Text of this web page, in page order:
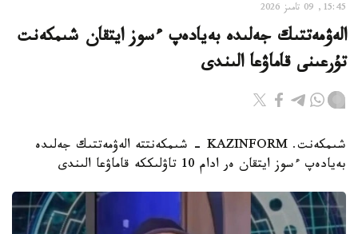
15:45, 09 تامىز 2026
الەۋمەتتىك جەلىدە بەيادەپ ءسوز ايتقان شىمكەنت
تۇرعىنى قاماۋعا الىندى
شىمكەنت. KAZINFORM - شىمكەنتتە الەۋمەتتىك جەلىدە
بەيادەپ ءسوز ايتقان ەر ادام 10 تاۋلىككە قاماۋعا الىندى